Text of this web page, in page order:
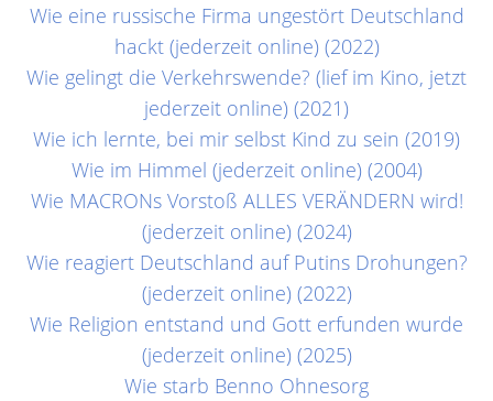
Wie eine russische Firma ungestört Deutschland
hackt (jederzeit online) (2022)
Wie gelingt die Verkehrswende? (lief im Kino, jetzt
jederzeit online) (2021)
Wie ich lernte, bei mir selbst Kind zu sein (2019)
Wie im Himmel (jederzeit online) (2004)
Wie MACRONs Vorstoß ALLES VERÄNDERN wird!
(jederzeit online) (2024)
Wie reagiert Deutschland auf Putins Drohungen?
(jederzeit online) (2022)
Wie Religion entstand und Gott erfunden wurde
(jederzeit online) (2025)
Wie starb Benno Ohnesorg